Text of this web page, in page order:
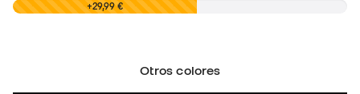
0,00 € +29,99 €
Otros colores